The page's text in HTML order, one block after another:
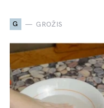
G GROŽIS